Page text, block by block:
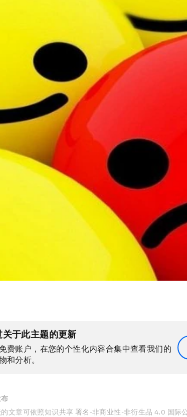
关于此主题的更新
费账户，在您的个性化内容合集中查看我们的
和分析。
文章可依照知识共享 署名-非商业性-非衍生品 4.0 国际